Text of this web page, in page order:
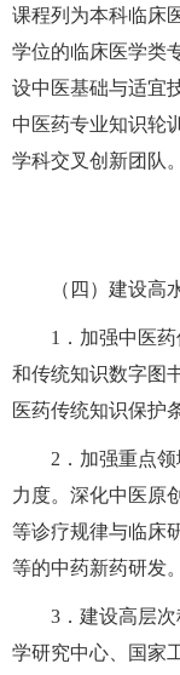
课程列为本科临床
学位的临床医学类
设中医基础与适宜
中医药专业知识轮
学科交叉创新团队
（四）建设高
1．加强中医
和传统知识数字图
医药传统知识保护
2．加强重点
力度。深化中医原
等诊疗规律与临床
等的中药新药研发
3．建设高层
学研究中心、国家